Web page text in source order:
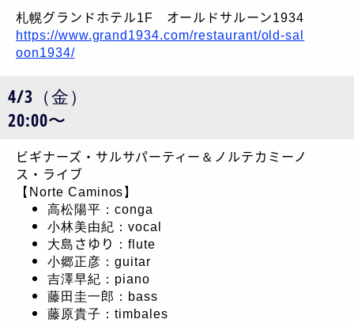
札幌グランドホテル1F オールドサルーン1934
https://www.grand1934.com/restaurant/old-sal
oon1934/
4/3（金）
20:00〜
ビギナーズ・サルサパーティー＆ノルテカミーノ
ス・ライブ
【Norte Caminos】
高松陽平：conga
小林美由紀：vocal
大島さゆり：flute
小郷正彦：guitar
吉澤早紀：piano
藤田圭一郎：bass
藤原貴子：timbales